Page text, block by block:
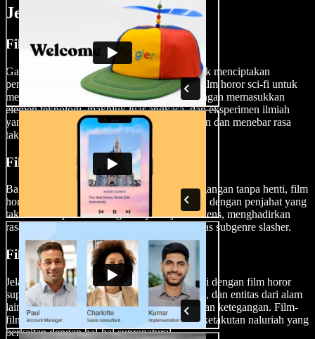
Jenis-jenis Film Horor
Film Horor Sci-fi
Gabungkan dunia fiksi ilmiah dan horor untuk menciptakan
pengalaman sinematik yang unik. Gunakan film horor sci-fi untuk
menyelami hal-hal yang belum diketahui, dengan memasukkan
elemen teknologi, makhluk luar angkasa, dan eksperimen ilmiah
yang gagal untuk narasi yang memutar pikiran dan menebar rasa
takut.
Film Horor Slasher
Bagi Anda yang mencari teror fisik dan ketegangan tanpa henti, film
horor slasher adalah pilihan tepat. Buat narasi dengan penjahat yang
tak kenal ampun dan adegan kejar-kejaran intens, menghadirkan
rasa takut mendebarkan yang menjadi ciri khas subgenre slasher.
Film Horor Supranatural
Jelajahi ketakutan akan hal yang tak diketahui dengan film horor
supranatural. Selami dunia paranormal, hantu, dan entitas dari alam
lain untuk menciptakan atmosfer kengerian dan ketegangan. Film-
film ini sangat cocok untuk membangkitkan ketakutan naluriah yang
berkaitan dengan hal-hal supranatural.